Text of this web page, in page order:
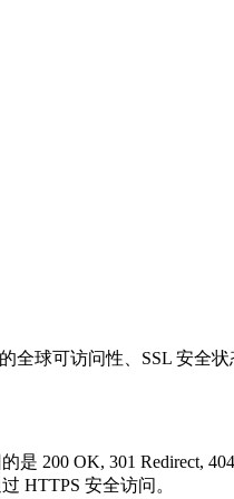
全球可访问性、SSL 安全
是 200 OK, 301 Redirect,
HTTPS 安全访问。